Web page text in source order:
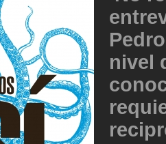
nivel